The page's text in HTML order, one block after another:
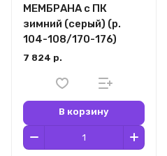
МЕМБРАНА с ПК
зимний (серый) (р.
104-108/170-176)
7 824 р.
В корзину